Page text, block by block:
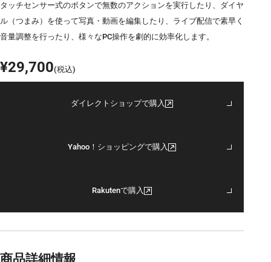
タッチセンサー式のボタンで無数のアクションを実行したり、ダイヤ
ル（つまみ）を使って写真・動画を編集したり、ライブ配信で素早く
音量調整を行ったり、様々なPC操作を劇的に効率化します。
¥29,700(税込)
ダイレクトショップで購入
Yahoo！ショッピングで購入
Rakutenで購入